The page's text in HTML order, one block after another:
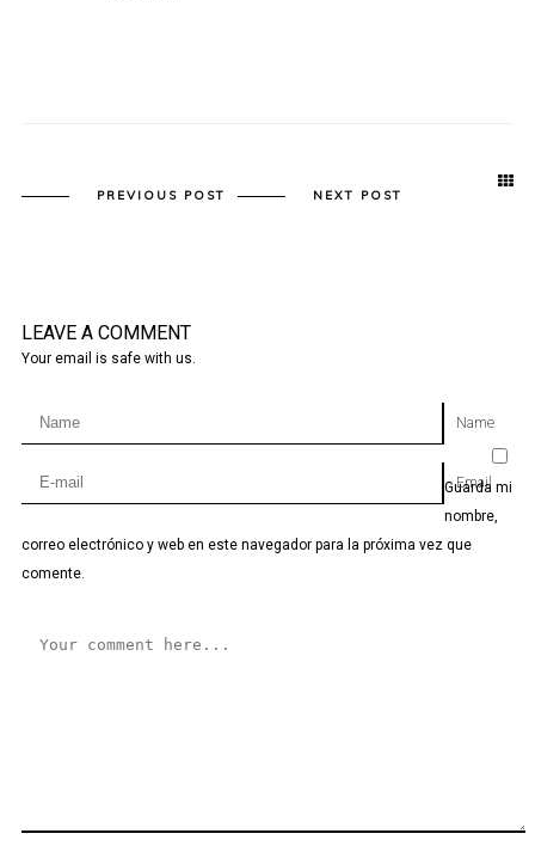
PREVIOUS POST NEXT POST
LEAVE A COMMENT
Your email is safe with us.
Name
Email
Guarda mi
nombre,
correo electrónico y web en este navegador para la próxima vez que
comente.